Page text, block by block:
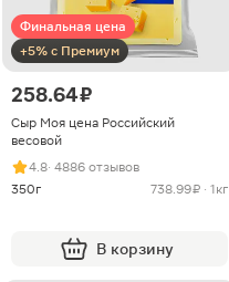
Финальная цена
+5% с Премиум
258.64 ₽
Сыр Моя цена Российский
весовой
4.8· 4886 отзывов
350г
738.99 ₽ · 1кг
В корзину